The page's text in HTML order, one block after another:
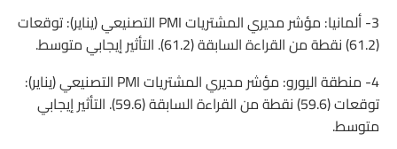
3- ألمانيا: مؤشر مديري المشتريات PMI التصنيعي (يناير): توقعات
(61.2) نقطة من القراءة السابقة (61.2). التأثير إيجابي متوسط.
4- منطقة اليورو: مؤشر مديري المشتريات PMI التصنيعي (يناير):
توقعات (59.6) نقطة من القراءة السابقة (59.6). التأثير إيجابي
متوسط.